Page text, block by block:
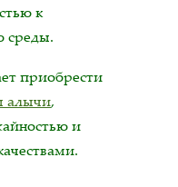
к
среды.
приобрести
алычи,
и